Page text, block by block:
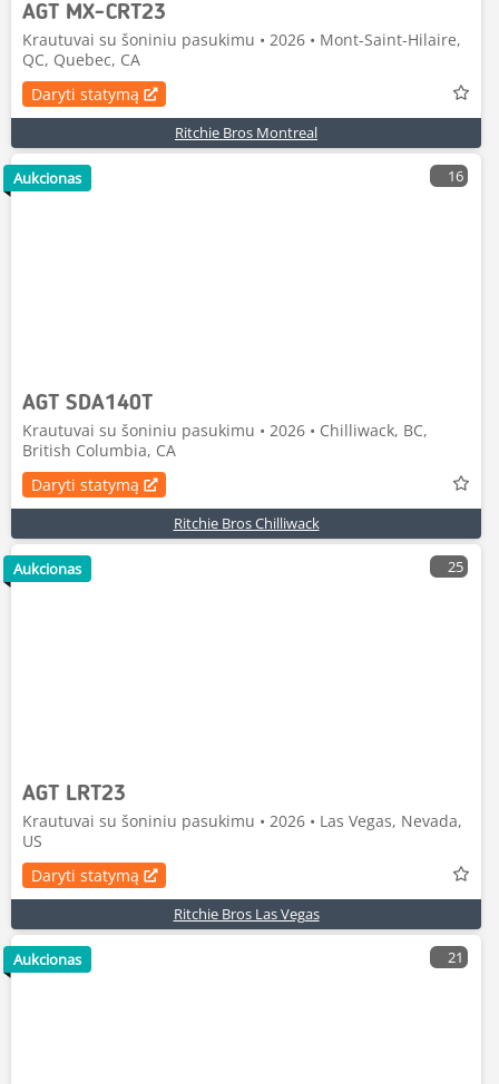
AGT MX-CRT23
Krautuvai su šoniniu pasukimu • 2026 • Mont-Saint-Hilaire,
QC, Quebec, CA
Daryti statymą
Ritchie Bros Montreal
16
AGT SDA140T
Krautuvai su šoniniu pasukimu • 2026 • Chilliwack, BC,
British Columbia, CA
Daryti statymą
Ritchie Bros Chilliwack
Aukcionas
25
AGT LRT23
Krautuvai su šoniniu pasukimu • 2026 • Las Vegas, Nevada,
US
Daryti statymą
Ritchie Bros Las Vegas
Aukcionas
21
Aukcionas